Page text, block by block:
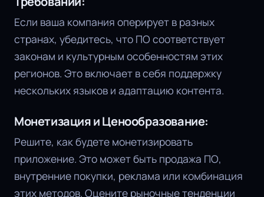
Если ваша компания оперирует в разных
странах, убедитесь, что ПО соответствует
законам и культурным особенностям этих
регионов. Это включает в себя поддержку
нескольких языков и адаптацию контента.
Монетизация и Ценообразование:
Решите, как будете монетизировать
приложение. Это может быть продажа ПО,
внутренние покупки, реклама или комбинация
этих методов. Оцените рыночные тенденции